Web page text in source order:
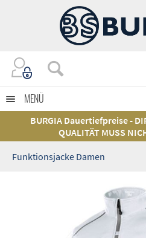
MENÜ
BURGIA Dauertiefpreise -
QUALITÄT MUSS
Funktionsjacke Damen